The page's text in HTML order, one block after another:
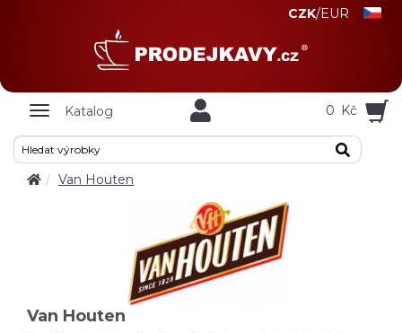
CZK/EUR
Zobrazit
Katalog 0 Kč
Van Houten
Van Houten